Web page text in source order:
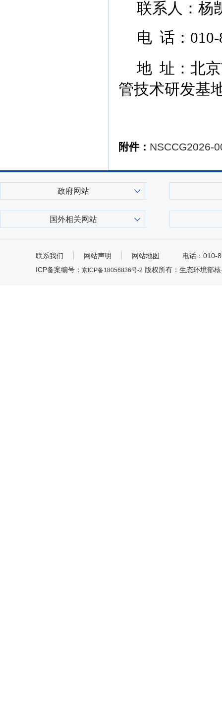
联系人：杨
电 话：
地 址：北
管技术研发基
附件： NSCCG2026-
政府网站
国外相关网站
联系我们 网站声明 网站地图
电话：010-
ICP备案编号： 京ICP备18056836号-2 版权所有：生态环境部